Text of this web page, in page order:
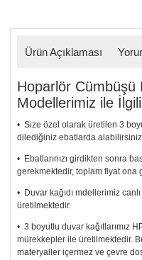
Ürün Açıklaması
Hoparlör Cümbüşü
Modellerimiz ile
• Size özel olarak üretilen 3
dilediğiniz ebatlarda
• Ebatlarınızı girdikten sonra
gerekmektedir, toplam fiyat ona
• Duvar kağıdı mdellerimiz
üretilmektedir.
• 3 boyutlu duvar kağıtlarımız
mürekkepler ile üretilmektedir.
materyaller içermez ve çevre